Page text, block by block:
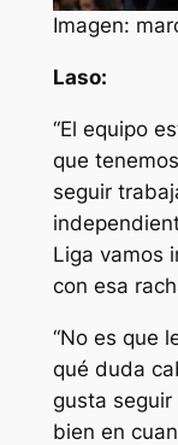
Imagen:
Laso:
“El equipo
que
seguir
Liga vamos
con esa
“No es que
qué duda
gusta
bien en